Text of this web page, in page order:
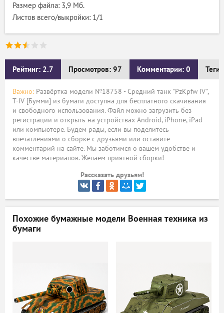
Размер файла: 3,9 Мб.
Листов всего/выкройки: 1/1
Рейтинг: 2.7 Просмотров: 97 Комментарии: 0 Теги:
Важно: Развёртка модели №18758 - Средний танк "PzKpfw IV",
T-IV [Бумми] из бумаги доступна для бесплатного скачивания
и свободного использования. Файл можно загрузить без
регистрации и открыть на устройствах Android, iPhone, iPad
или компьютере. Будем рады, если вы поделитесь
впечатлениями о сборке с друзьями или оставите
комментарий на сайте. Мы заботимся о вашем удобстве и
качестве материалов. Желаем приятной сборки!
Рассказать друзьям!
Похожие бумажные модели Военная техника из
бумаги